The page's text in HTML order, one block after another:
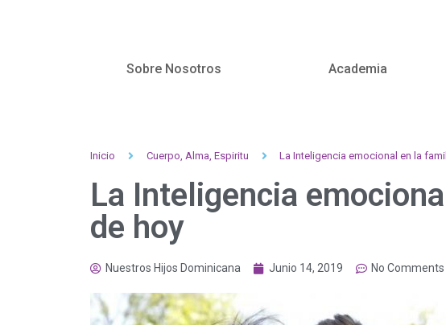
Sobre Nosotros Academia
Inicio Cuerpo, Alma, Espiritu La Inteligencia emocional en la
La Inteligencia
de hoy
Nuestros Hijos Dominicana Junio 14, 2019 No Comments